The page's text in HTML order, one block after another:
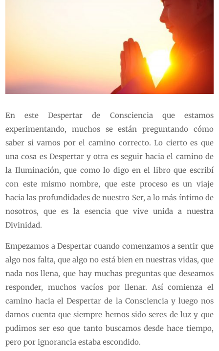
En este Despertar de Consciencia que estamos
experimentando, muchos se están preguntando cómo
saber si vamos por el camino correcto. Lo cierto es que
una cosa es Despertar y otra es seguir hacia el camino de
la Iluminación, que como lo digo en el libro que escribí
con este mismo nombre, que este proceso es un viaje
hacia las profundidades de nuestro Ser, a lo más íntimo de
nosotros, que es la esencia que vive unida a nuestra
Divinidad.
Empezamos a Despertar cuando comenzamos a sentir que
algo nos falta, que algo no está bien en nuestras vidas, que
nada nos llena, que hay muchas preguntas que deseamos
responder, muchos vacíos por llenar. Así comienza el
camino hacia el Despertar de la Consciencia y luego nos
damos cuenta que siempre hemos sido seres de luz y que
pudimos ser eso que tanto buscamos desde hace tiempo,
pero por ignorancia estaba escondido.